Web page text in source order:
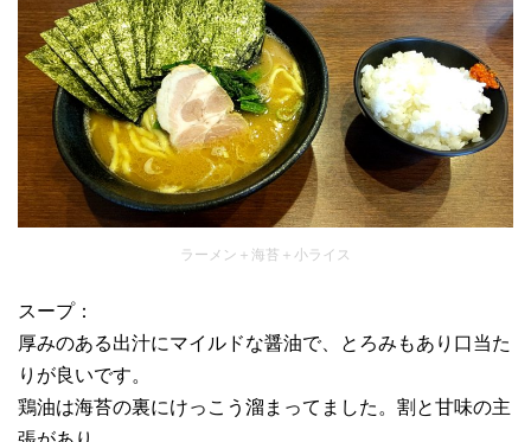
ラーメン＋海苔＋小ライス
スープ：
厚みのある出汁にマイルドな醤油で、とろみもあり口当た
りが良いです。
鶏油は海苔の裏にけっこう溜まってました。割と甘味の主